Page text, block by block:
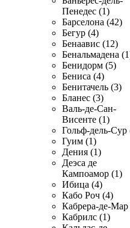
Пенедес (1)
Барселона (42)
Бегур (4)
Бенаавис (12)
Бенальмадена
Бенидорм (5)
Бениса (4)
Бенитачель (3)
Бланес (3)
Валь-де-Сан-
Висенте (1)
Гольф-дель-Сур
Гуим (1)
Дения (1)
Деэса де
Кампоамор (1)
Ибица (4)
Кабо Роч (4)
Кабрера-де-Мар
Кабрилс (1)